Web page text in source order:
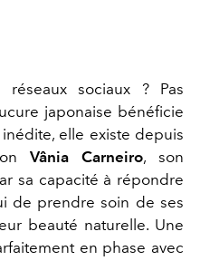
sociaux ? Pas
japonaise bénéficie
elle existe depuis
Vânia Carneiro, son
sa capacité à répondre
de prendre soin de ses
beauté naturelle. Une
en phase avec